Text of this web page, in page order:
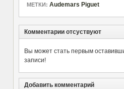
МЕТКИ: Audemars Piguet
Комментарии отсуствуют
Вы может стать первым
записи!
Добавить комментарий